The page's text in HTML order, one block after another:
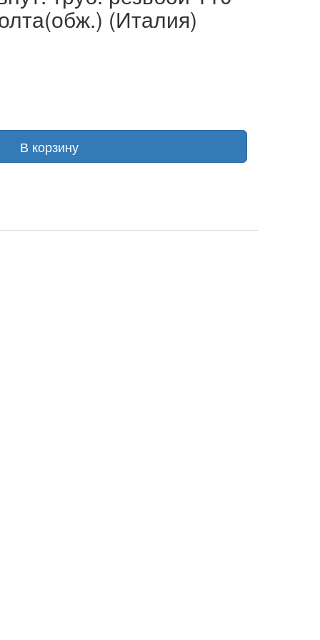
(Италия)
В корзину